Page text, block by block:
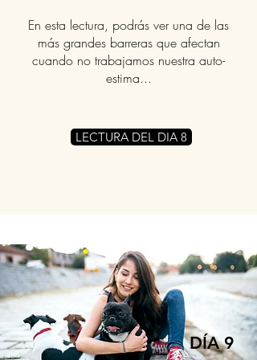
En esta lectura, podrás ver una de las
más grandes barreras que afectan
cuando no trabajamos nuestra auto-
estima...
LECTURA DEL DIA 8
DÍA 9